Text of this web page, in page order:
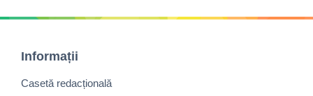
Informații
Casetă redacțională